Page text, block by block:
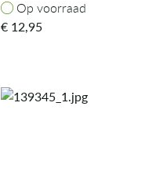
Op voorraad
Op voorraad
€ 12,95